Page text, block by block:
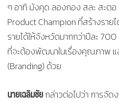
ๆ อาทิ มังคุด ลองกอง สละ สะต
Product Champion ที่สร้างราย
รายได้ให้จังหวัดมากกว่าปีละ
ที่จะต้องพัฒนาในเรื่องคุณภาพ แ
(Branding) ด้วย
นายเฉลิมชัยกล่าวต่อไปว่า การจัด